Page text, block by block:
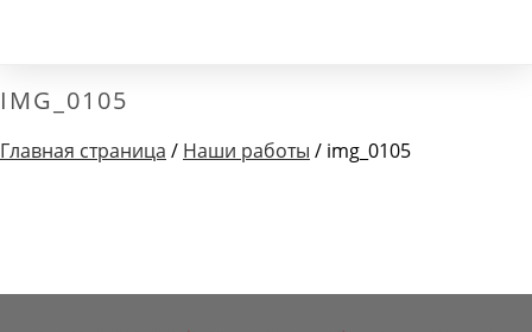
IMG_0105
Главная страница / Наши работы / img_0105